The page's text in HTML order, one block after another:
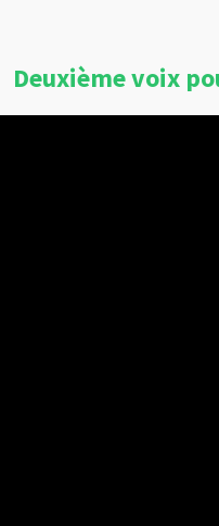
Deuxième voix